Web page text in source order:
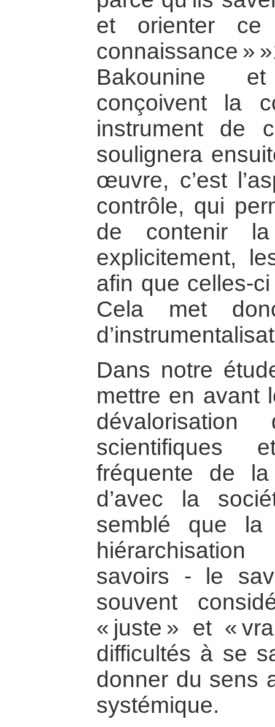
et orienter ce
connaissance »
Bakounine
conçoivent la
instrument de
soulignera
œuvre, c’est
contrôle, qui
de contenir
explicitement,
afin que celles-
Cela met
Dans notre
mettre en avant
scientifiques
fréquente de la
d’avec la
semblé que la
savoirs - le
souvent
« juste » et «
difficultés à se
donner du sens
systémique.